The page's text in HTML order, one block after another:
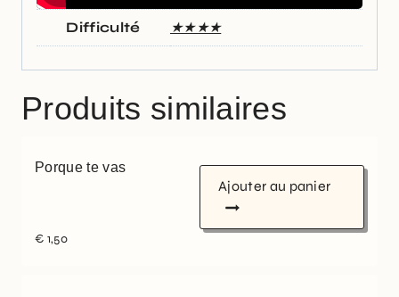
Difficulté ★★★★
Produits similaires
Porque te vas
€ 1,50
Ajouter au panier